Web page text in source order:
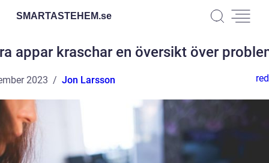
SMARTASTEHEM.se
appar kraschar en översikt över
2023 Jon Larsson